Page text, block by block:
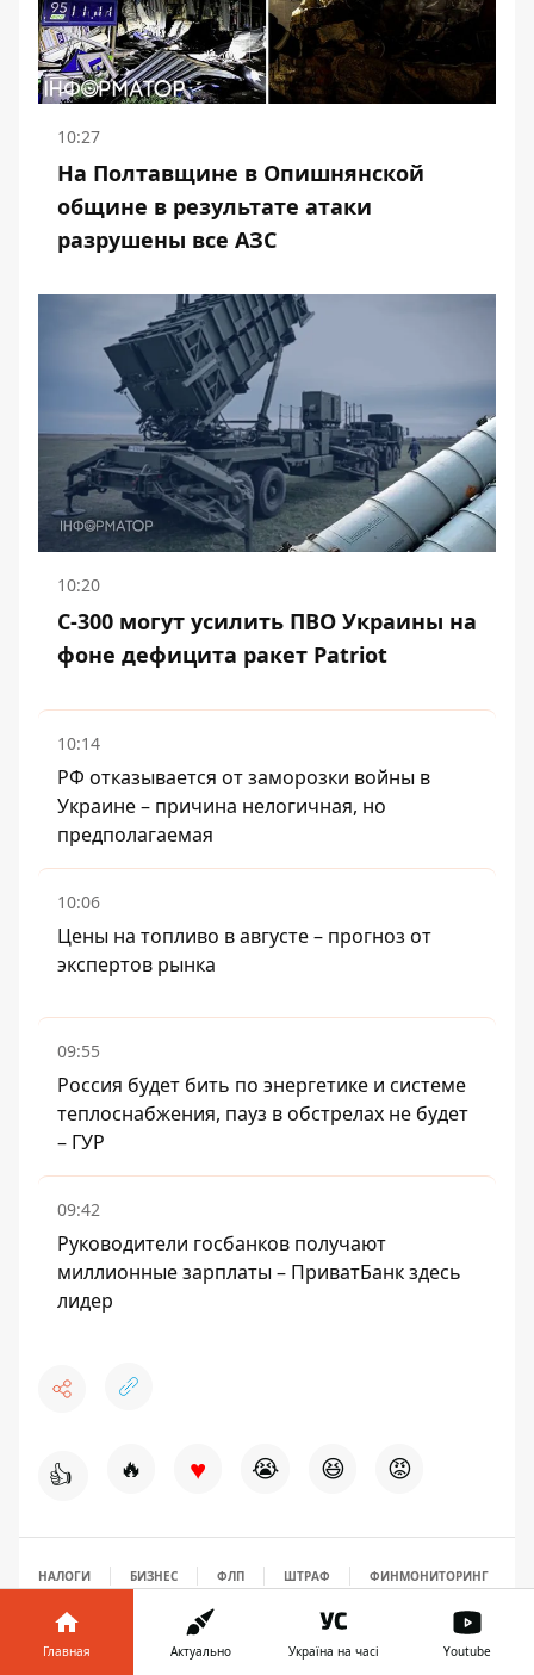
10:27
На Полтавщине в Опишнянской
общине в результате атаки
разрушены все АЗС
10:20
С-300 могут усилить ПВО Украины на
фоне дефицита ракет Patriot
10:14
РФ отказывается от заморозки войны в
Украине – причина нелогичная, но
предполагаемая
10:06
Цены на топливо в августе – прогноз от
экспертов рынка
09:55
Россия будет бить по энергетике и системе
теплоснабжения, пауз в обстрелах не будет
– ГУР
09:42
Руководители госбанков получают
миллионные зарплаты – ПриватБанк здесь
лидер
👍 🔥 ♥ 😭 😆 😡
НАЛОГИ БИЗНЕС ФЛП ШТРАФ ФИНМОНИТОРИНГ
Главная Актуально Україна на часі Youtube